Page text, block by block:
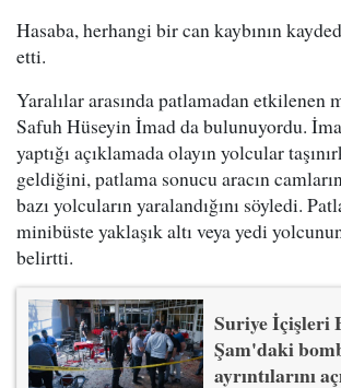
Hasaba, herhangi bir can kaybının
etti.
Yaralılar arasında patlamadan etkilenen
Safuh Hüseyin İmad da bulunuyordu.
yaptığı açıklamada olayın yolcular
geldiğini, patlama sonucu aracın
bazı yolcuların yaralandığını söyledi.
minibüste yaklaşık altı veya yedi
belirtti.
Suriye İçişleri
Şam'daki
ayrıntılarını